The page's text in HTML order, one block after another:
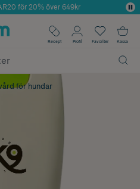
inom Skönhet
för 20% över 649kr
frakt
alla köp*
Recept Profil Favoriter Kassa
för hundar